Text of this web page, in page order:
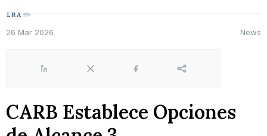
26 Mar 2026 News
LinkedIn X Facebook Share
CARB Establece Opciones